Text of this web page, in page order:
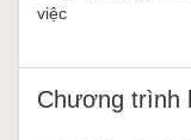
việc
Chương trình